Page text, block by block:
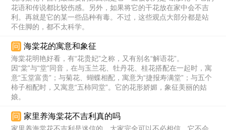
花语和传说都比较伤感。另外，如果将它的干花放在家中会不吉
利。再就是它的某一些品种有毒。不过，这些观点大部分都是站
不住脚的，都不太科学。
问 海棠花的寓意和象征
海棠花明艳好看，有“花贵妃”之称，又有别名“解语花”。
因“棠”与“堂”同音，在与玉兰花、牡丹花、桂花搭配在一起时，寓
意“玉堂富贵”；与菊花、蝴蝶相配，寓意为“捷报寿满堂”；与五个
柿子相配时，又寓意“五柿同堂”。它的花形娇媚，象征美丽的姑
娘。
问 家里养海棠花不吉利真的吗
家里养海棠花不吉利是迷信的，大家完全可以不必相信，它不会